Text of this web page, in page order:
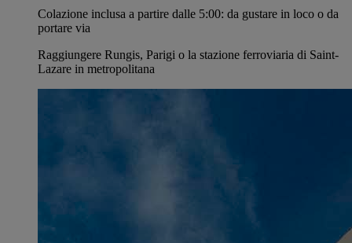
Colazione inclusa a partire dalle 5:00: da gustare in loco o da
portare via
Raggiungere Rungis, Parigi o la stazione ferroviaria di Saint-
Lazare in metropolitana